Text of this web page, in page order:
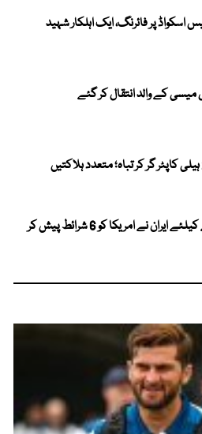
اسکواڈ پر فائرنگ، ایک اہلکار شہید
میسی کے والد انتقال کر گئے
آبنائے ہرمز کھولنے کیلئے ایران نے امریکا کو 6 شرائط پیش کر